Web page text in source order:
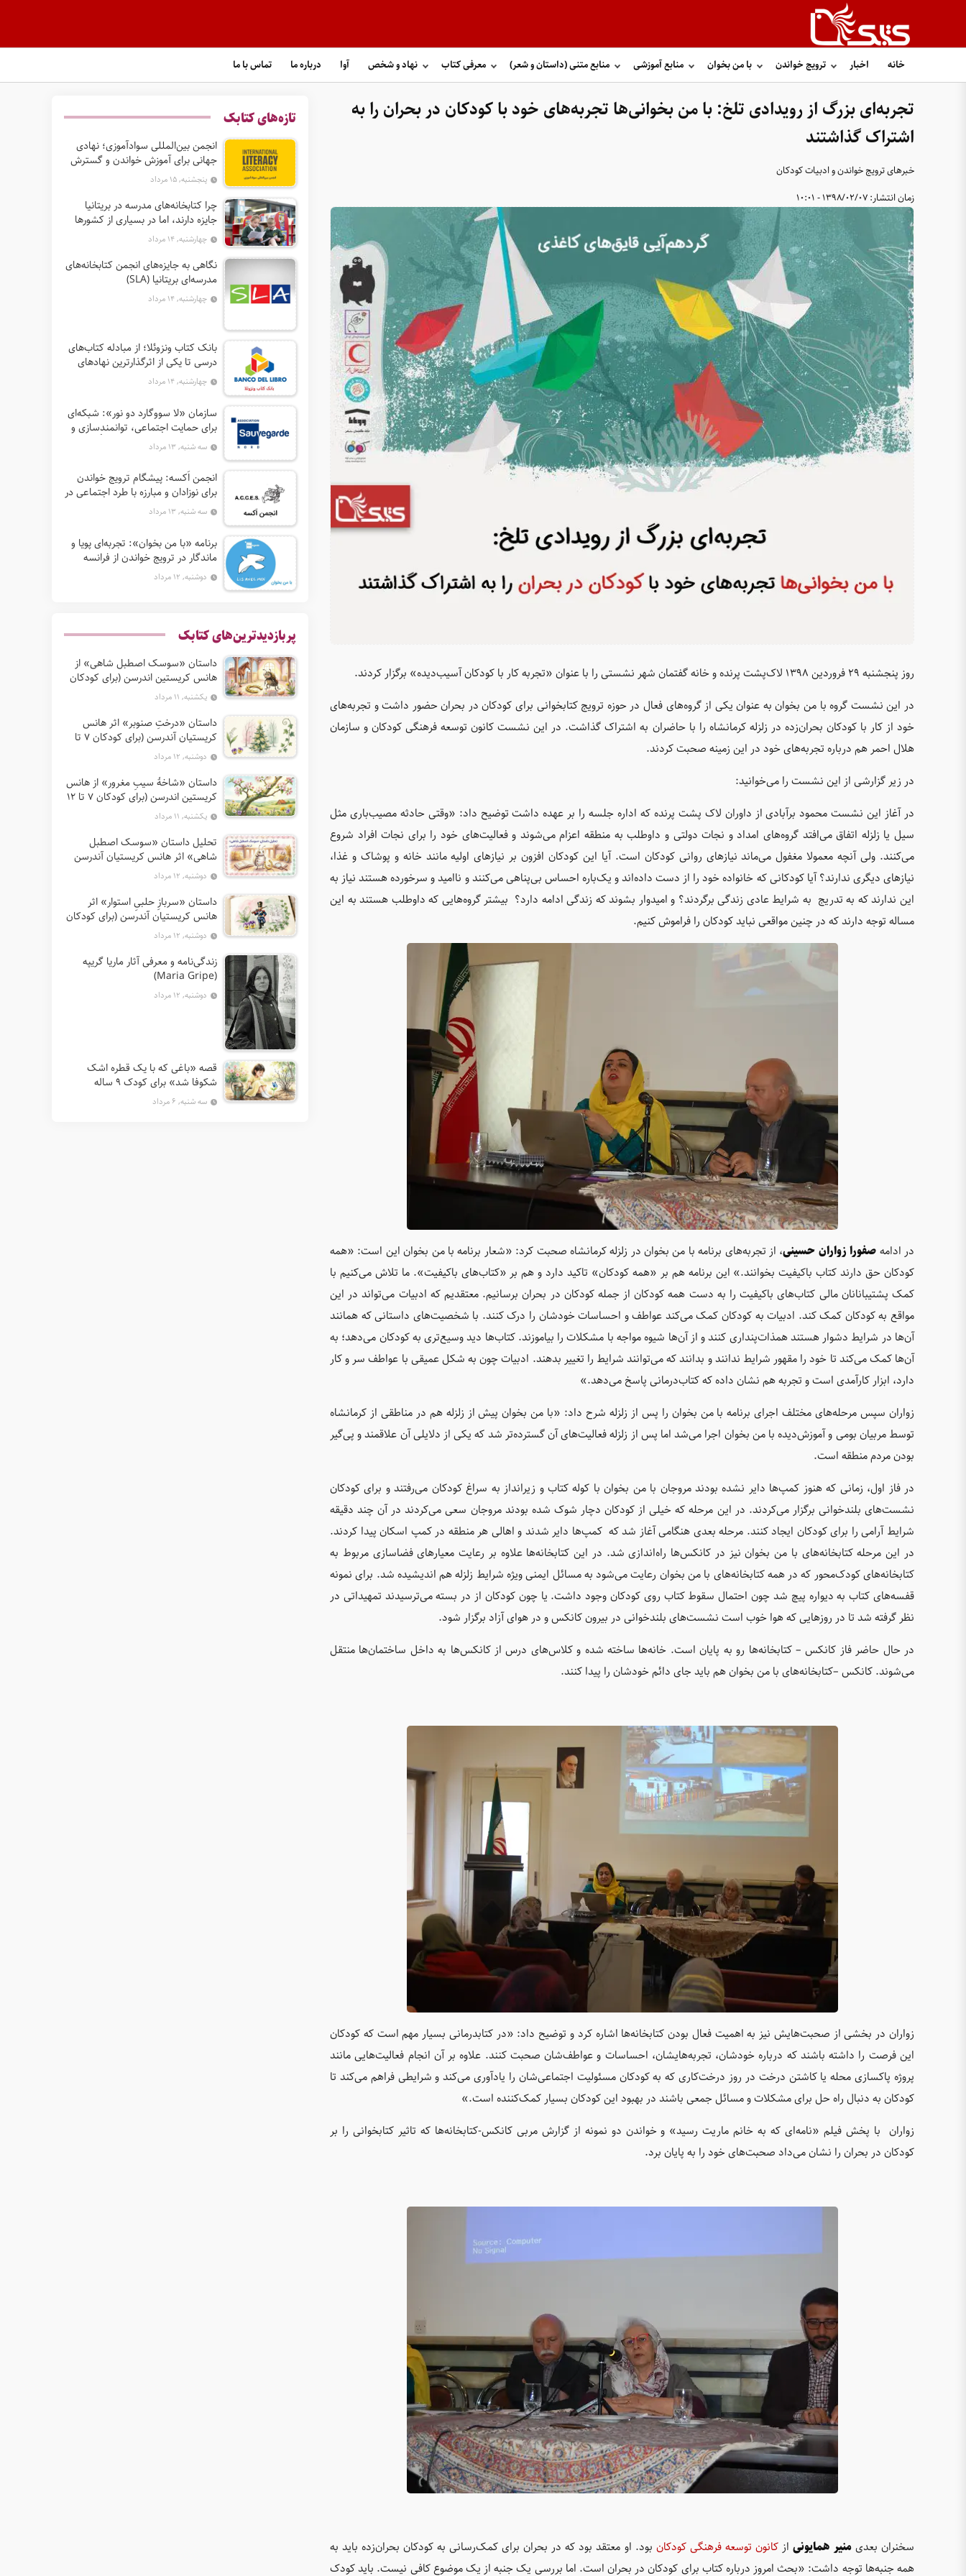
خانه اخبار ترویج خواندن با من بخوان منابع آموزشی منابع متنی (داستان و شعر) معرفی کتاب نهاد و شخص آوا درباره ما تماس با ما
تجربه‌ای بزرگ از رویدادی تلخ: با من بخوانی‌ها تجربه‌های خود با کودکان در بحران را به
اشتراک گذاشتند
خبرهای ترویج خواندن و ادبیات کودکان
زمان انتشار:1398/02/07 - 10:01
روز پنجشنبه ۲۹ فروردین ۱۳۹۸ لاک‌پشت پرنده و خانه گفتمان شهر نشستی را با عنوان «تجربه کار با کودکان آسیب‌دیده» برگزار کردند.
در این نشست گروه با من بخوان به عنوان یکی از گروه‌های فعال در حوزه ترویج کتابخوانی برای کودکان در بحران حضور داشت و تجربه‌های
خود از کار با کودکان بحران‌زده در زلزله کرمانشاه را با حاضران به اشتراک گذاشت. در این نشست کانون توسعه فرهنگی کودکان و سازمان
هلال احمر هم درباره تجربه‌های خود در این زمینه صحبت کردند.
در زیر گزارشی از این نشست را می‌خوانید:
در آغاز این نشست محمود برآبادی از داوران لاک پشت پرنده که اداره جلسه را بر عهده داشت توضیح داد: «وقتی حادثه مصیب‌باری مثل
سیل یا زلزله اتفاق می‌افتد گروه‌های امداد و نجات دولتی و داوطلب به منطقه اعزام می‌شوند و فعالیت‌های خود را برای نجات افراد شروع
می‌کنند. ولی آنچه معمولا مغفول می‌ماند نیازهای روانی کودکان است. آیا این کودکان افزون بر نیازهای اولیه مانند خانه و پوشاک و غذا،
نیازهای دیگری ندارند؟ آیا کودکانی که خانواده خود را از دست داده‌اند و یک‌باره احساس بی‌پناهی می‌کنند و ناامید و سرخورده هستند نیاز به
این ندارند که به تدریج به شرایط عادی زندگی برگردند؟ و امیدوار بشوند که زندگی ادامه دارد؟ بیشتر گروه‌هایی که داوطلب هستند به این
مساله توجه دارند که در چنین مواقعی نباید کودکان را فراموش کنیم.
در ادامهصفورا زواران حسینی، از تجربه‌های برنامه با من بخوان در زلزله کرمانشاه صحبت کرد: «شعار برنامه با من بخوان این است: «همه
کودکان حق دارند کتاب باکیفیت بخوانند.» این برنامه هم بر «همه کودکان» تاکید دارد و هم بر «کتاب‌های باکیفیت». ما تلاش می‌کنیم با
کمک پشتیبانانان مالی کتاب‌های باکیفیت را به دست همه کودکان از جمله کودکان در بحران برسانیم. معتقدیم که ادبیات می‌تواند در این
مواقع به کودکان کمک کند. ادبیات به کودکان کمک می‌کند عواطف و احساسات خودشان را درک کنند. با شخصیت‌های داستانی که همانند
آن‌ها در شرایط دشوار هستند همذات‌پنداری کنند و از آن‌ها شیوه مواجه با مشکلات را بیاموزند. کتاب‌ها دید وسیع‌تری به کودکان می‌دهد؛ به
آن‌ها کمک می‌کند تا خود را مقهور شرایط ندانند و بدانند که می‌توانند شرایط را تغییر بدهند. ادبیات چون به شکل عمیقی با عواطف سر و کار
دارد، ابزار کارآمدی است و تجربه هم نشان داده که کتاب‌درمانی پاسخ می‌دهد.»
زواران سپس مرحله‌های مختلف اجرای برنامه با من بخوان را پس از زلزله شرح داد: «با من بخوان پیش از زلزله هم در مناطقی از کرمانشاه
توسط مربیان بومی و آموزش‌دیده‌ با من بخوان اجرا می‌شد اما پس از زلزله فعالیت‌های آن گسترده‌تر شد که یکی از دلایلی آن علاقمند و پی‌گیر
بودن مردم منطقه است.
در فاز اول، زمانی که هنوز کمپ‌ها دایر نشده بودند مروجان با من بخوان با کوله کتاب و زیرانداز به سراغ کودکان می‌رفتند و برای کودکان
نشست‌های بلندخوانی برگزار می‌کردند. در این مرحله که خیلی از کودکان دچار شوک شده بودند مروجان سعی می‌کردند در آن چند دقیقه
شرایط آرامی را برای کودکان ایجاد کنند. مرحله بعدی هنگامی آغاز شد که کمپ‌ها دایر شدند و اهالی هر منطقه در کمپ اسکان پیدا کردند.
در این مرحله کتابخانه‌های با من بخوان نیز در کانکس‌ها راه‌اندازی شد. در این کتابخانه‌ها علاوه بر رعایت معیارهای فضاسازی مربوط به
کتابخانه‌های کودک‌محور که در همه کتابخانه‌های با من بخوان رعایت می‌شود به مسائل ایمنی ویژه شرایط زلزله هم اندیشیده شد. برای نمونه
قفسه‌های کتاب به دیواره پیچ شد چون احتمال سقوط کتاب روی کودکان وجود داشت. یا چون کودکان از در بسته می‌ترسیدند تمهیداتی در
نظر گرفته شد تا در روزهایی که هوا خوب است نشست‌های بلندخوانی در بیرون کانکس‌ و در هوای آزاد برگزار شود.
در حال حاضر فاز کانکس – کتابخانه‌ها رو به پایان است. خانه‌ها ساخته شده و کلاس‌های درس از کانکس‌ها به داخل ساختمان‌ها منتقل
می‌شوند. کانکس –کتابخانه‌های با من بخوان هم باید جای دائم خودشان را پیدا کنند.
زواران در بخشی از صحبت‌هایش نیز به اهمیت فعال بودن کتابخانه‌ها اشاره کرد و توضیح داد: «در کتابدرمانی بسیار مهم است که کودکان
این فرصت را داشته باشند که درباره خودشان، تجربه‌هایشان، احساسات و عواطف‌شان صحبت کنند. علاوه بر آن انجام فعالیت‌هایی مانند
پروژه پاکسازی محله یا کاشتن درخت در روز درخت‌کاری که به کودکان مسئولیت اجتماعی‌شان را یادآوری می‌کند و شرایطی فراهم می‌کند تا
کودکان به دنبال راه حل برای مشکلات و مسائل جمعی باشند در بهبود این کودکان بسیار کمک‌کننده است.»
زواران با پخش فیلم «نامه‌ای که به خانم ماریت رسید» و خواندن دو نمونه از گزارش مربی‌ کانکس-کتابخانه‌ها که تاثیر کتابخوانی را بر
کودکان در بحران را نشان می‌داد صحبت‌های خود را به پایان برد.
سخنران بعدیمنیر همایونی ازکانون توسعه فرهنگی کودکان بود. او معتقد بود که در بحران برای کمک‌رسانی به کودکان بحران‌زده باید به
همه جنبه‌ها توجه داشت: «بحث امروز درباره کتاب برای کودکان در بحران است. اما بررسی یک جنبه از یک موضوع کافی نیست. باید کودک
تازه‌های کتابک
انجمن بین‌المللی سوادآموزی؛ نهادی
جهانی برای آموزش خواندن و گسترش
حق سواد
پنجشنبه, ۱۵ مرداد
چرا کتابخانه‌های مدرسه در بریتانیا
جایزه دارند، اما در بسیاری از کشورها
نه؟چهارشنبه, ۱۴ مرداد
نگاهی به جایزه‌های انجمن کتابخانه‌های
مدرسه‌ای بریتانیا (SLA)
چهارشنبه, ۱۴ مرداد
بانک کتاب ونزوئلا؛ از مبادله کتاب‌های
درسی تا یکی از اثرگذارترین نهادهای
ترویج خواندن در آمریکای لاتین
چهارشنبه, ۱۴ مرداد
سازمان «لا سووگارد دو نور»: شبکه‌ای
برای حمایت اجتماعی، توانمندسازی و
ترویج فرهنگ (آ. د. اِن. اِس. اُ. آ سابق)
سه شنبه, ۱۳ مرداد
انجمن اَکسه: پیشگام ترویج خواندن
برای نوزادان و مبارزه با طرد اجتماعی در
فرانسه
سه شنبه, ۱۳ مرداد
برنامه «با من بخوان»: تجربه‌ای پویا و
ماندگار در ترویج خواندن از فرانسه
دوشنبه, ۱۲ مرداد
پربازدیدترین‌های کتابک
داستان «سوسک اصطبل شاهی» از
هانس کریستین اندرسن (برای کودکان
7 تا 12 سال) یکشنبه, ۱۱ مرداد
داستان «درختِ صنوبر» اثر هانس
کریستیان آندرسن (برای کودکان 7 تا
12 سال) دوشنبه, ۱۲ مرداد
داستان «شاخهٔ سیبِ مغرور» از هانس
کریستین اندرسن (برای کودکان 7 تا 12
سال)یکشنبه, ۱۱ مرداد
تحلیل داستان «سوسک اصطبل
شاهی» اثر هانس کریستیان آندرسن
دوشنبه, ۱۲ مرداد
داستان «سربازِ حلبیِ استوار» اثر
هانس کریستیان آندرسن (برای کودکان
7 تا 12 سال) دوشنبه, ۱۲ مرداد
زندگی‌نامه و معرفی آثار ماریا گریپه
(Maria Gripe)
دوشنبه, ۱۲ مرداد
قصه «باغی که با یک قطره اشک
شکوفا شد» برای کودک ۹ ساله
سه شنبه, ۶ مرداد